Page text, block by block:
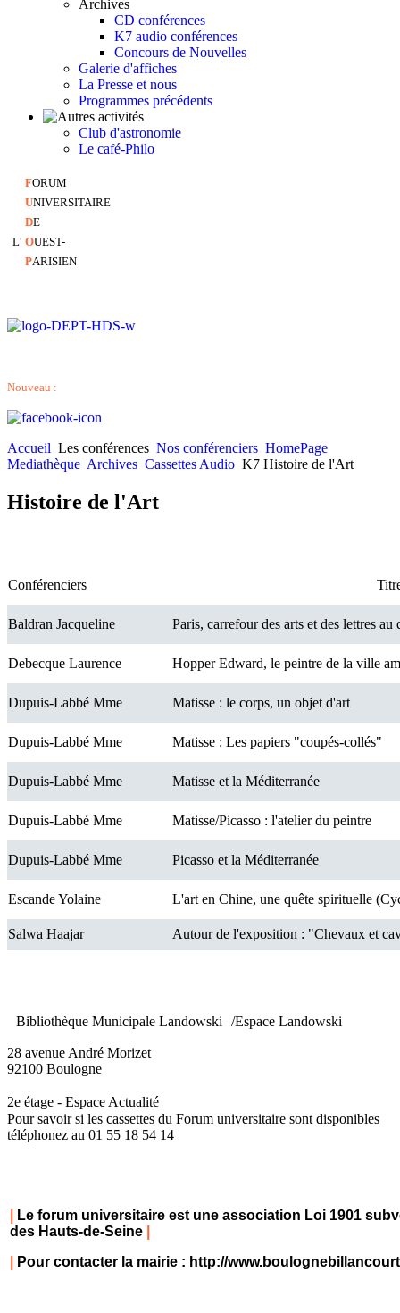
Archives
CD conférences
K7 audio conférences
Concours de Nouvelles
Galerie d'affiches
La Presse et nous
Programmes précédents
Club d'astronomie
Le café-Philo
FORUM
UNIVERSITAIRE
DE
L' OUEST-
PARISIEN
Nouveau :
Accueil Les conférences Nos conférenciers HomePage
Mediathèque Archives Cassettes Audio K7 Histoire de l'Art
Histoire de l'Art
Conférenciers
Baldran Jacqueline Paris, carrefour des arts et des lettres au
Debecque Laurence Hopper Edward, le peintre de la ville
Dupuis-Labbé Mme Matisse : le corps, un objet d'art
Dupuis-Labbé Mme Matisse : Les papiers "coupés-collés"
Dupuis-Labbé Mme Matisse et la Méditerranée
Dupuis-Labbé Mme Matisse/Picasso : l'atelier du peintre
Dupuis-Labbé Mme Picasso et la Méditerranée
Escande Yolaine L'art en Chine, une quête spirituelle
Salwa Haajar Autour de l'exposition : "Chevaux et
Bibliothèque Municipale Landowski /Espace Landowski
28 avenue André Morizet
92100 Boulogne
2e étage - Espace Actualité
Pour savoir si les cassettes du Forum universitaire sont disponibles
téléphonez au 01 55 18 54 14
Le forum universitaire est une association Loi 1901
des Hauts-de-Seine
Pour contacter la mairie : http://